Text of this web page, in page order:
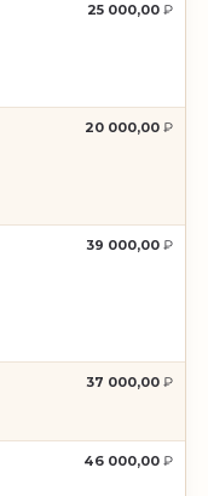
25 000,00
20 000,00
39 000,00
37 000,00
46 000,00